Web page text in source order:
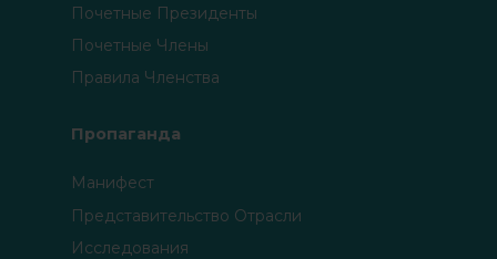
Почетные Президенты
Почетные Члены
Правила Членства
Пропаганда
Манифест
Представительство Отрасли
Исследования